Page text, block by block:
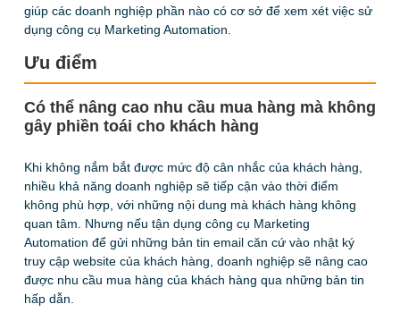
giúp các doanh nghiệp phần nào có cơ sở để xem xét việc sử
dụng công cụ Marketing Automation.
Ưu điểm
Có thể nâng cao nhu cầu mua hàng mà không
gây phiền toái cho khách hàng
Khi không nắm bắt được mức độ cân nhắc của khách hàng,
nhiều khả năng doanh nghiệp sẽ tiếp cận vào thời điểm
không phù hợp, với những nội dung mà khách hàng không
quan tâm. Nhưng nếu tận dụng công cụ Marketing
Automation để gửi những bản tin email căn cứ vào nhật ký
truy cập website của khách hàng, doanh nghiệp sẽ nâng cao
được nhu cầu mua hàng của khách hàng qua những bản tin
hấp dẫn.